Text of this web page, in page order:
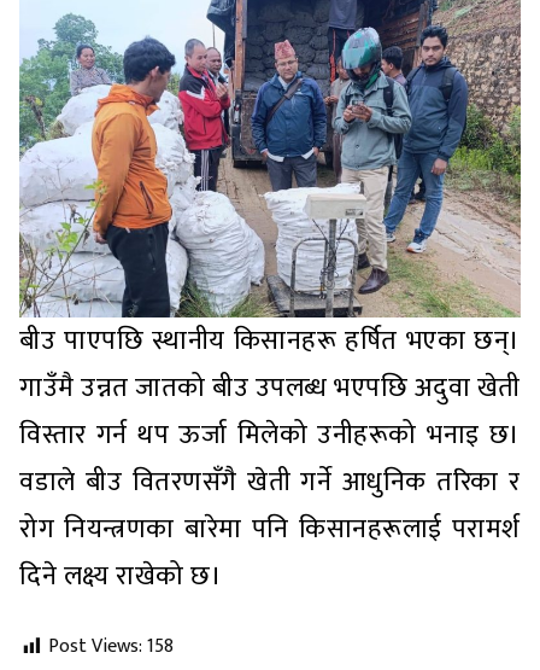
बीउ पाएपछि स्थानीय किसानहरू हर्षित भएका छन्।
गाउँमै उन्नत जातको बीउ उपलब्ध भएपछि अदुवा खेती
विस्तार गर्न थप ऊर्जा मिलेको उनीहरूको भनाइ छ।
वडाले बीउ वितरणसँगै खेती गर्ने आधुनिक तरिका र
रोग नियन्त्रणका बारेमा पनि किसानहरूलाई परामर्श
दिने लक्ष्य राखेको छ।
Post Views:158